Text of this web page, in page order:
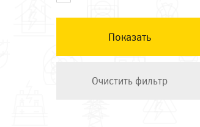
КЭАЗ
Остальные ТМ
Техэнерго